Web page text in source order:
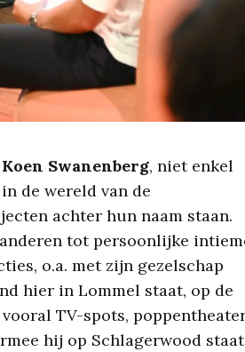
Swanenberg, niet enkel
de wereld van de
achter hun naam staan.
tot persoonlijke
o.a. met zijn gezelschap
hier in Lommel staat, op de
TV-spots,
hij op Schlagerwood staat